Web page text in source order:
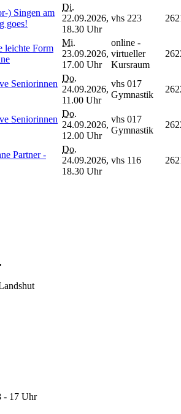
) Singen am
goes!
Di.
22.09.2026,
18.30 Uhr
vhs 223
leichte Form
Mi.
23.09.2026,
17.00 Uhr
online -
virtueller
Kursraum
Seniorinnen
Do.
24.09.2026,
11.00 Uhr
vhs 017
Gymnastik
Seniorinnen
Do.
24.09.2026,
12.00 Uhr
vhs 017
Gymnastik
Partner -
Do.
24.09.2026,
18.30 Uhr
vhs 116
- 17 Uhr